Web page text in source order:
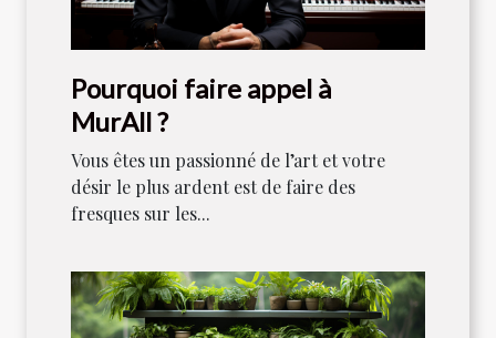
Pourquoi faire appel à
MurAll ?
Vous êtes un passionné de l’art et votre
désir le plus ardent est de faire des
fresques sur les...